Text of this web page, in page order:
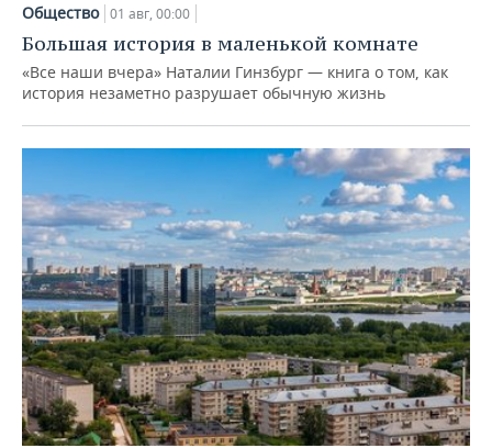
Общество 01 авг, 00:00
Большая история в маленькой комнате
«Все наши вчера» Наталии Гинзбург — книга о том, как
история незаметно разрушает обычную жизнь